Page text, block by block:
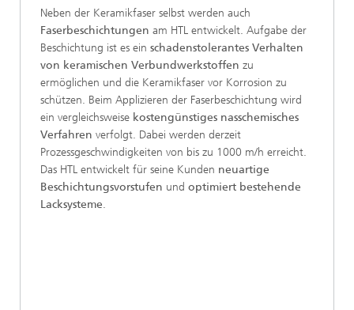
Neben der Keramikfaser selbst werden auch
Faserbeschichtungen am HTL entwickelt. Aufgabe der
Beschichtung ist es ein schadenstolerantes Verhalten
von keramischen Verbundwerkstoffen zu
ermöglichen und die Keramikfaser vor Korrosion zu
schützen. Beim Applizieren der Faserbeschichtung wird
ein vergleichsweise kostengünstiges nasschemisches
Verfahren verfolgt. Dabei werden derzeit
Prozessgeschwindigkeiten von bis zu 1000 m/h erreicht.
Das HTL entwickelt für seine Kunden neuartige
Beschichtungsvorstufen und optimiert bestehende
Lacksysteme.